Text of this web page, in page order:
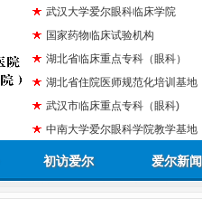
武汉大学爱尔眼科临床学院
国家药物临床试验机构
湖北省临床重点专科（眼科）
湖北省住院医师规范化培训基地
武汉市临床重点专科（眼科)
中南大学爱尔眼科学院教学基地
初访爱尔 爱尔新闻